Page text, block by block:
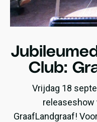
Club:
Vrijdag 18
releaseshow
GraafLandgraaf!